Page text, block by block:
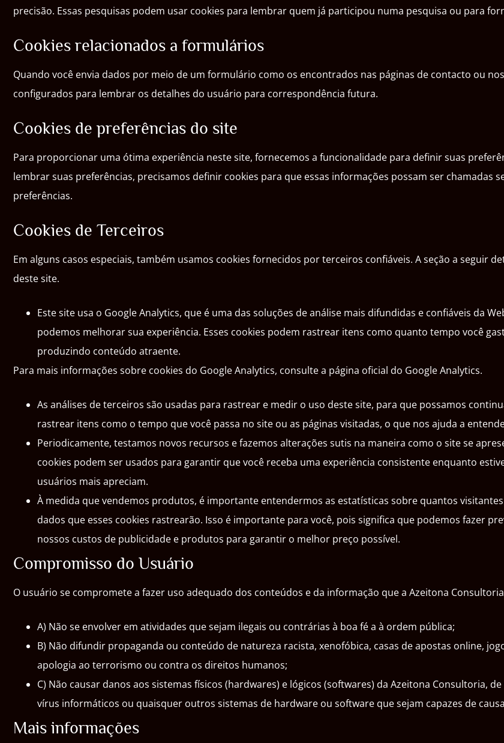
precisão. Essas pesquisas podem usar cookies para lembrar quem já participou numa pesquisa ou para
Cookies relacionados a formulários
Quando você envia dados por meio de um formulário como os encontrados nas páginas de contacto ou
configurados para lembrar os detalhes do usuário para correspondência futura.
Cookies de preferências do site
Para proporcionar uma ótima experiência neste site, fornecemos a funcionalidade para definir suas
lembrar suas preferências, precisamos definir cookies para que essas informações possam ser chamadas
preferências.
Cookies de Terceiros
Em alguns casos especiais, também usamos cookies fornecidos por terceiros confiáveis. A seção a seguir
deste site.
Este site usa o Google Analytics, que é uma das soluções de análise mais difundidas e confiáveis da
podemos melhorar sua experiência. Esses cookies podem rastrear itens como quanto tempo você
produzindo conteúdo atraente.
Para mais informações sobre cookies do Google Analytics, consulte a página oficial do Google Analytics.
As análises de terceiros são usadas para rastrear e medir o uso deste site, para que possamos
rastrear itens como o tempo que você passa no site ou as páginas visitadas, o que nos ajuda a
Periodicamente, testamos novos recursos e fazemos alterações sutis na maneira como o site se
cookies podem ser usados para garantir que você receba uma experiência consistente enquanto
usuários mais apreciam.
À medida que vendemos produtos, é importante entendermos as estatísticas sobre quantos
dados que esses cookies rastrearão. Isso é importante para você, pois significa que podemos fazer
nossos custos de publicidade e produtos para garantir o melhor preço possível.
Compromisso do Usuário
O usuário se compromete a fazer uso adequado dos conteúdos e da informação que a Azeitona
A) Não se envolver em atividades que sejam ilegais ou contrárias à boa fé a à ordem pública;
B) Não difundir propaganda ou conteúdo de natureza racista, xenofóbica, casas de apostas online,
apologia ao terrorismo ou contra os direitos humanos;
C) Não causar danos aos sistemas físicos (hardwares) e lógicos (softwares) da Azeitona Consultoria,
vírus informáticos ou quaisquer outros sistemas de hardware ou software que sejam capazes de
Mais informações